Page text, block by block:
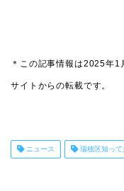
＊この記事情報は2025年1
サイトからの転載です。
ニュース 瑞穂区知って